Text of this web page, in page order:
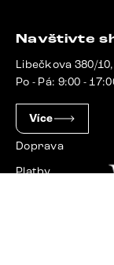
Navštivte
Libečkova 380/
Po - Pá: 9:00 -
Více
Doprava
Platby